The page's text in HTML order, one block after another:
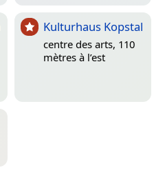
Kulturhaus Kopstal
centre des arts, 110
mètres à l’est